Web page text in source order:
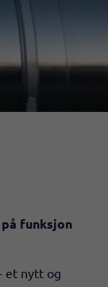
funksjon
et nytt og